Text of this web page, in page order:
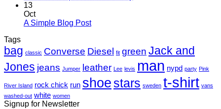
13
Oct
A Simple Blog Post
Tags
bag classic Converse Diesel fit green Jack and
Jones jeans Jumper leather Lee levis man nypd party Pink
River Island rock chick run shoe stars sweden t-shirt vans
washed-out white women
Signup for Newsletter